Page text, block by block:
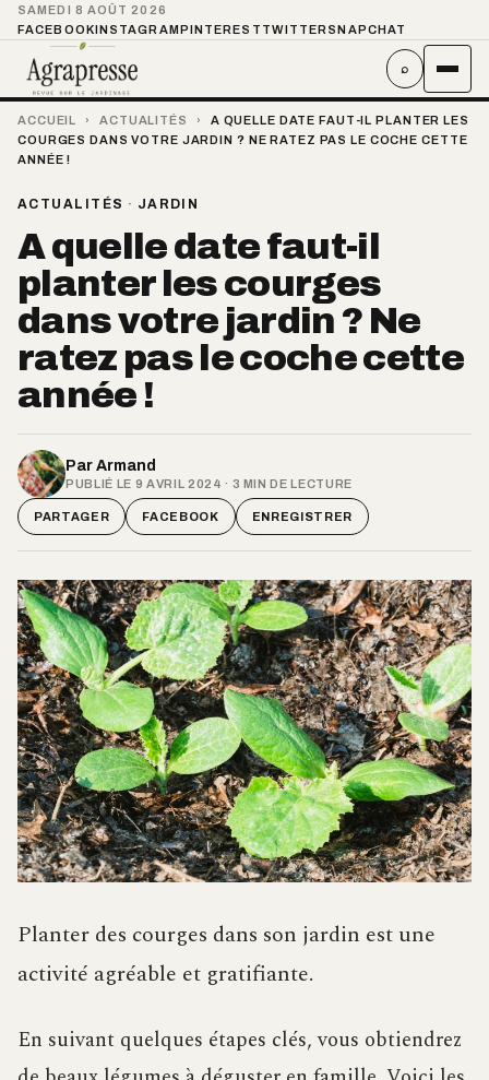
SAMEDI 8 AOÛT 2026
FACEBOOKINSTAGRAMPINTEREST TWITTER SNAPCHAT
⌕
ACCUEIL › ACTUALITÉS ›
A QUELLE DATE FAUT-IL PLANTER LES
COURGES DANS VOTRE JARDIN ? NE RATEZ PAS LE COCHE CETTE
ANNÉE !
ACTUALITÉS · JARDIN
A quelle date faut-il
planter les courges
dans votre jardin ? Ne
ratez pas le coche cette
année !
Par Armand
PUBLIÉ LE 9 AVRIL 2024 · 3 MIN DE LECTURE
PARTAGER FACEBOOK ENREGISTRER
Planter des courges dans son jardin est une
activité agréable et gratifiante.
En suivant quelques étapes clés, vous obtiendrez